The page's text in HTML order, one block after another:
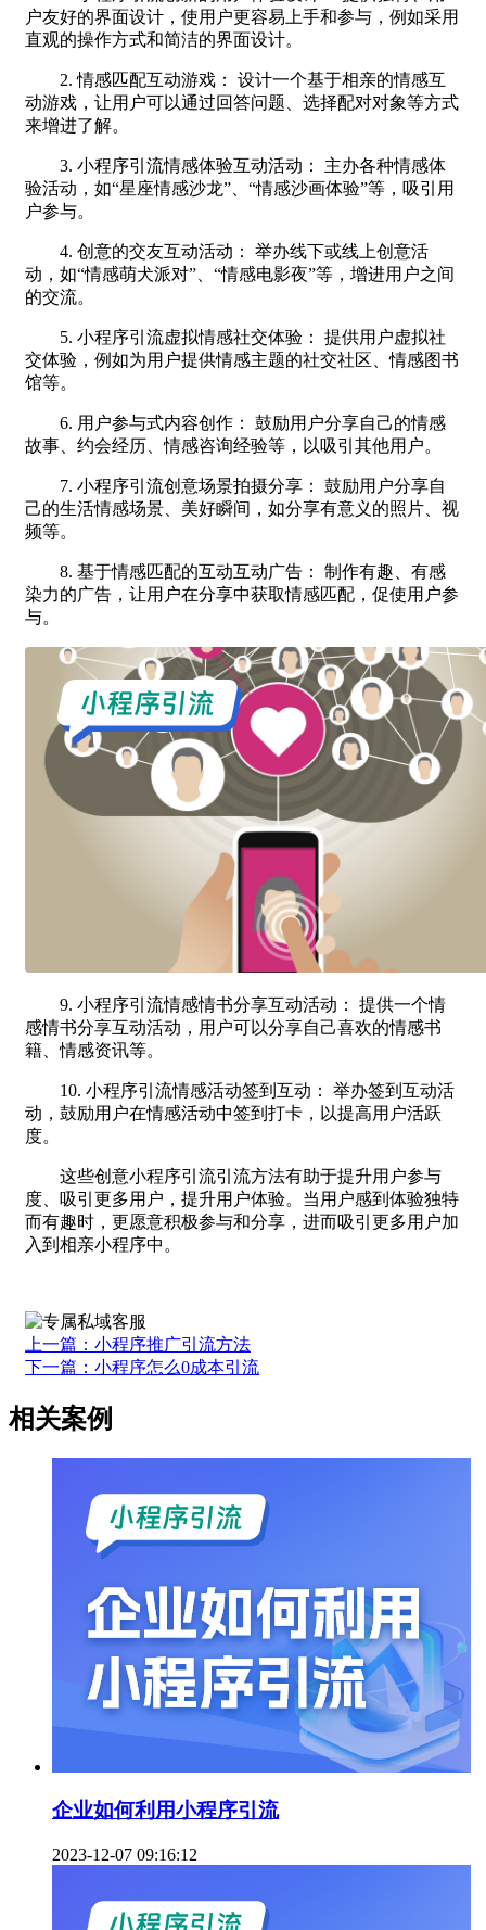
户友好的界面设计，使用户更容易上手和参与，例如采用
直观的操作方式和简洁的界面设计。
2. 情感匹配互动游戏： 设计一个基于相亲的情感互
动游戏，让用户可以通过回答问题、选择配对对象等方式
来增进了解。
3. 小程序引流情感体验互动活动： 主办各种情感体
验活动，如“星座情感沙龙”、“情感沙画体验”等，吸引用
户参与。
4. 创意的交友互动活动： 举办线下或线上创意活
动，如“情感萌犬派对”、“情感电影夜”等，增进用户之间
的交流。
5. 小程序引流虚拟情感社交体验： 提供用户虚拟社
交体验，例如为用户提供情感主题的社交社区、情感图书
馆等。
6. 用户参与式内容创作： 鼓励用户分享自己的情感
故事、约会经历、情感咨询经验等，以吸引其他用户。
7. 小程序引流创意场景拍摄分享： 鼓励用户分享自
己的生活情感场景、美好瞬间，如分享有意义的照片、视
频等。
8. 基于情感匹配的互动互动广告： 制作有趣、有感
染力的广告，让用户在分享中获取情感匹配，促使用户参
与。
9. 小程序引流情感情书分享互动活动： 提供一个情
感情书分享互动活动，用户可以分享自己喜欢的情感书
籍、情感资讯等。
10. 小程序引流情感活动签到互动： 举办签到互动活
动，鼓励用户在情感活动中签到打卡，以提高用户活跃
度。
这些创意小程序引流引流方法有助于提升用户参与
度、吸引更多用户，提升用户体验。当用户感到体验独特
而有趣时，更愿意积极参与和分享，进而吸引更多用户加
入到相亲小程序中。
上一篇：小程序推广引流方法
下一篇：小程序怎么0成本引流
相关案例
企业如何利用小程序引流
2023-12-07 09:16:12